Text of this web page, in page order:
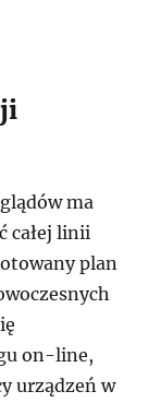
ma
całej linii
plan
on-line,
urządzeń w